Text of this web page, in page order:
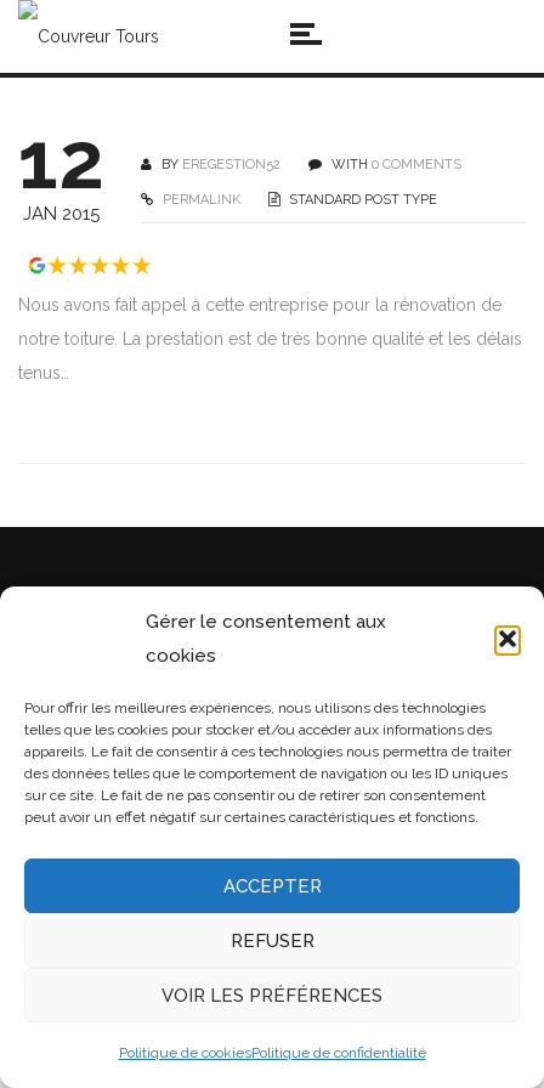
Gérer le consentement aux
cookies
Pour offrir les meilleures expériences, nous utilisons des technologies
telles que les cookies pour stocker et/ou accéder aux informations des
appareils. Le fait de consentir à ces technologies nous permettra de traiter
des données telles que le comportement de navigation ou les ID uniques
sur ce site. Le fait de ne pas consentir ou de retirer son consentement
peut avoir un effet négatif sur certaines caractéristiques et fonctions.
ACCEPTER
REFUSER
VOIR LES PRÉFÉRENCES
Politique de cookiesPolitique de confidentialité
12
JAN 2015
BY EREGESTION52 WITH 0 COMMENTS
PERMALINK STANDARD POST TYPE
Nous avons fait appel à cette entreprise pour la rénovation de
notre toiture. La prestation est de très bonne qualité et les délais
tenus…